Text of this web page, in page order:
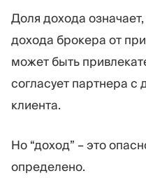
Доля дохода
дохода брокера от
может быть
согласует партнера с
клиента.
Но “доход” – это
определено.